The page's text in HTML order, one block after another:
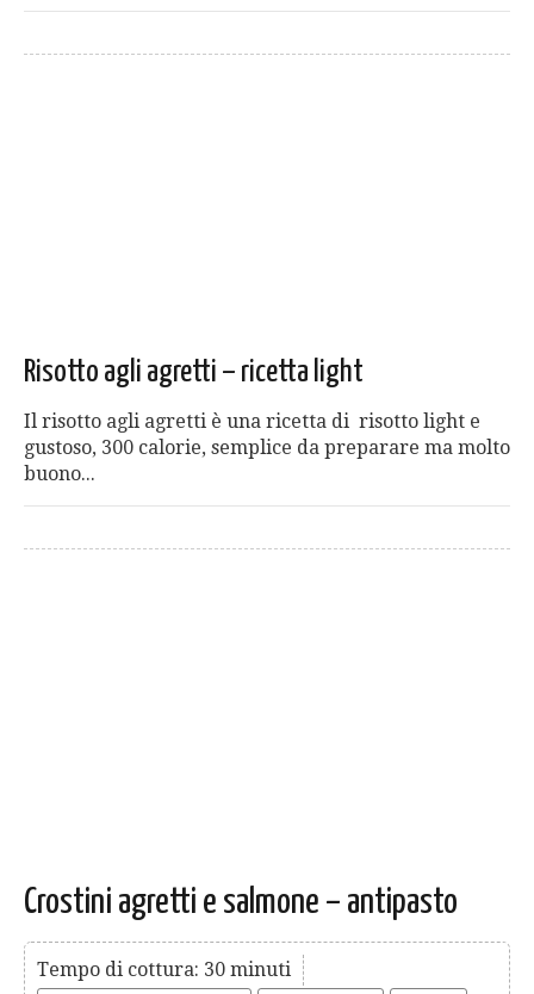
Risotto agli agretti – ricetta light
Il risotto agli agretti è una ricetta di risotto light e
gustoso, 300 calorie, semplice da preparare ma molto
buono...
Crostini agretti e salmone – antipasto
Tempo di cottura: 30 minuti